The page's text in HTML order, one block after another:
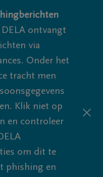
DELA ontvangt
via
Onder het
tracht men
Klik niet op
en controleer
om dit te
phishing en